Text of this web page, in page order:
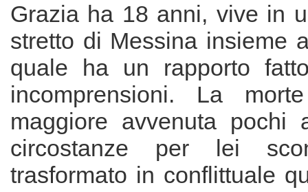
Grazia ha 18 anni, vive in
stretto di Messina insieme
quale ha un rapporto
incomprensioni. La
maggiore avvenuta pochi
circostanze per lei
trasformato in conflittuale